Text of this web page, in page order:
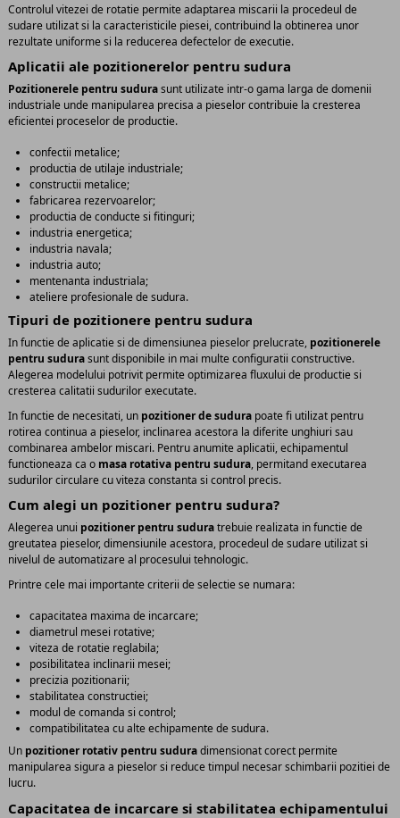
Controlul vitezei de rotatie permite adaptarea miscarii la procedeul de
sudare utilizat si la caracteristicile piesei, contribuind la obtinerea unor
rezultate uniforme si la reducerea defectelor de executie.
Aplicatii ale pozitionerelor pentru sudura
Pozitionerele pentru sudurasunt utilizate intr-o gama larga de domenii
industriale unde manipularea precisa a pieselor contribuie la cresterea
eficientei proceselor de productie.
confectii metalice;
productia de utilaje industriale;
constructii metalice;
fabricarea rezervoarelor;
productia de conducte si fitinguri;
industria energetica;
industria navala;
industria auto;
mentenanta industriala;
ateliere profesionale de sudura.
Tipuri de pozitionere pentru sudura
In functie de aplicatie si de dimensiunea pieselor prelucrate, pozitionerele
pentru sudurasunt disponibile in mai multe configuratii constructive.
Alegerea modelului potrivit permite optimizarea fluxului de productie si
cresterea calitatii sudurilor executate.
In functie de necesitati, un pozitioner de sudura poate fi utilizat pentru
rotirea continua a pieselor, inclinarea acestora la diferite unghiuri sau
combinarea ambelor miscari. Pentru anumite aplicatii, echipamentul
functioneaza ca o masa rotativa pentru sudura, permitand executarea
sudurilor circulare cu viteza constanta si control precis.
Cum alegi un pozitioner pentru sudura?
Alegerea unui pozitioner pentru suduratrebuie realizata in functie de
greutatea pieselor, dimensiunile acestora, procedeul de sudare utilizat si
nivelul de automatizare al procesului tehnologic.
Printre cele mai importante criterii de selectie se numara:
capacitatea maxima de incarcare;
diametrul mesei rotative;
viteza de rotatie reglabila;
posibilitatea inclinarii mesei;
precizia pozitionarii;
stabilitatea constructiei;
modul de comanda si control;
compatibilitatea cu alte echipamente de sudura.
Un pozitioner rotativ pentru suduradimensionat corect permite
manipularea sigura a pieselor si reduce timpul necesar schimbarii pozitiei de
lucru.
Capacitatea de incarcare si stabilitatea echipamentului